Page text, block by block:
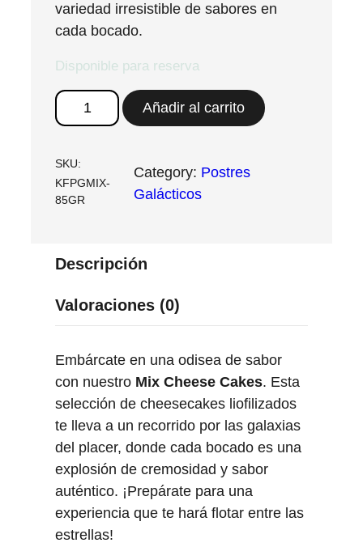
variedad irresistible de sabores en
cada bocado.
Disponible para reserva
M
i
C
h
e
e
C
e
s
-
8
5
g
r
c
a
Añadir al carrito
SKU:
KFPGMIX-
85GR
Category: Postres
Galácticos
Descripción
Valoraciones (0)
Embárcate en una odisea de sabor
con nuestro Mix Cheese Cakes. Esta
selección de cheesecakes liofilizados
te lleva a un recorrido por las galaxias
del placer, donde cada bocado es una
explosión de cremosidad y sabor
auténtico. ¡Prepárate para una
experiencia que te hará flotar entre las
estrellas!